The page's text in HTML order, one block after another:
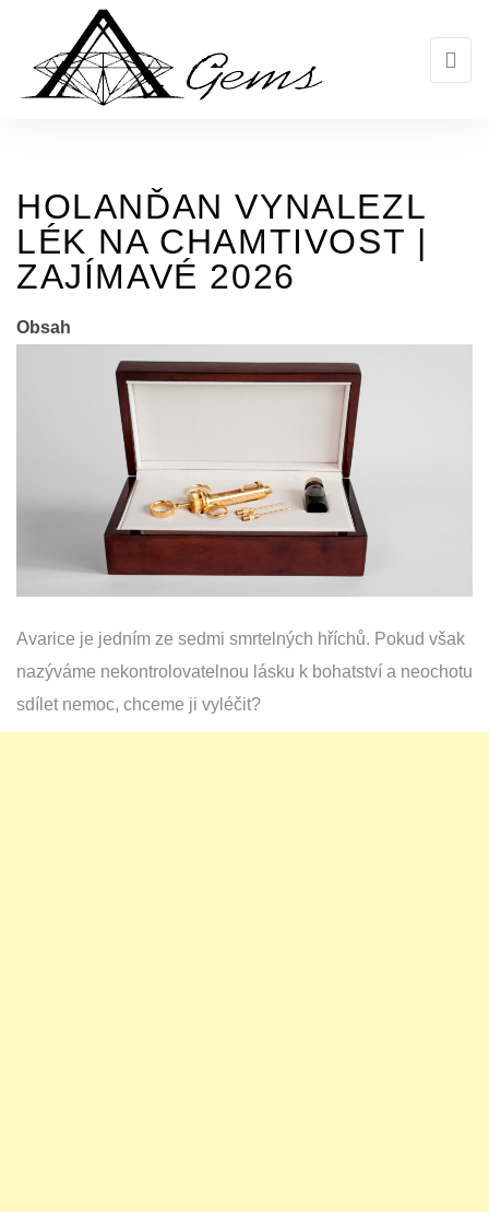
HOLANĎAN VYNALEZL
LÉK NA CHAMTIVOST |
ZAJÍMAVÉ 2026
Obsah
Avarice je jedním ze sedmi smrtelných hříchů. Pokud však
nazýváme nekontrolovatelnou lásku k bohatství a neochotu
sdílet nemoc, chceme ji vyléčit?